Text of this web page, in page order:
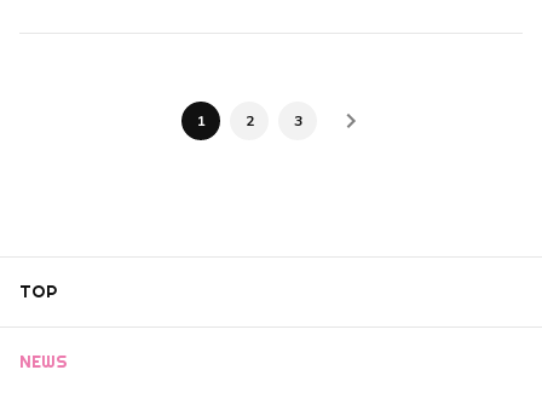
1 2 3
TOP
NEWS